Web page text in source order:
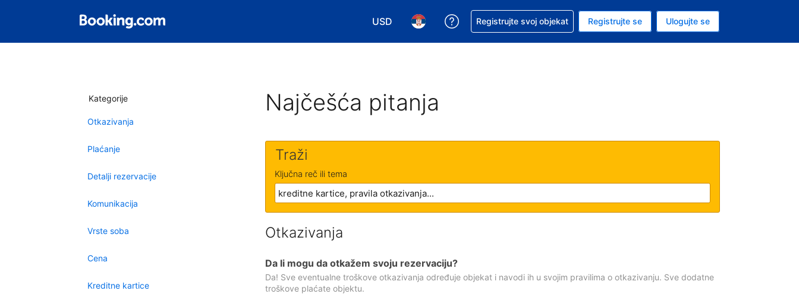
USD
Izaberite valutu. Vaša trenutna valuta je američki dolar
Izaberite jezik. Vaš trenutni jezik je Srpskom
Zatražite pomoć u vezi sa rezervacijom
Registrujte svoj objekat Registrujte se Ulogujte se
Kategorije
Otkazivanja
Plaćanje
Detalji rezervacije
Komunikacija
Vrste soba
Cena
Kreditne kartice
Najčešća pitanja
Traži
Ključna reč ili tema
Otkazivanja
Da li mogu da otkažem svoju rezervaciju?
Da! Sve eventualne troškove otkazivanja određuje objekat i navodi ih u svojim pravilima o otkazivanju. Sve dodatne
troškove plaćate objektu.